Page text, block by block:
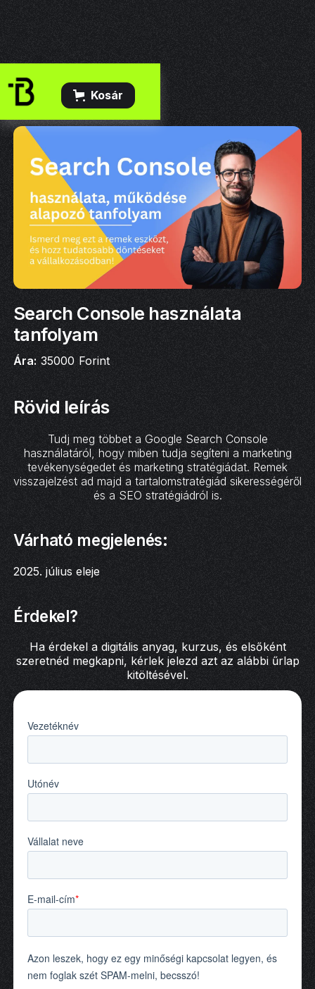
Kosár
Search Console használata
tanfolyam
Ára: 35000 Forint
Rövid leírás
Tudj meg többet a Google Search Console
használatáról, hogy miben tudja segíteni a marketing
tevékenységedet és marketing stratégiádat. Remek
visszajelzést ad majd a tartalomstratégiád sikerességéről
és a SEO stratégiádról is.
Várható megjelenés:
2025. július eleje
Érdekel?
Ha érdekel a digitális anyag, kurzus, és elsőként
szeretnéd megkapni, kérlek jelezd azt az alábbi űrlap
kitöltésével.